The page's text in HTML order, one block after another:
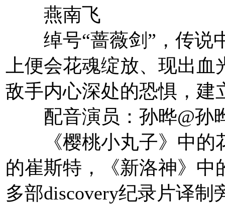
燕南飞
绰号“蔷薇剑”，传说
上便会花魂绽放、现出
敌手内心深处的恐惧，建
配音演员：孙晔@孙
《樱桃小丸子》中的
的崔斯特，《新洛神》中
多部discovery纪录片译